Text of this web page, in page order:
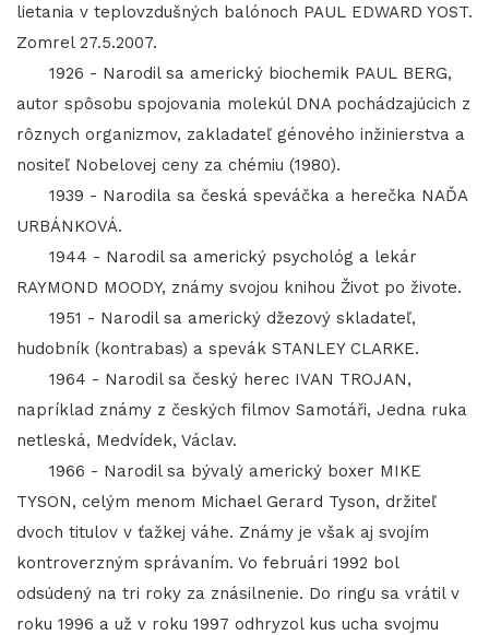
lietania v teplovzdušných balónoch PAUL EDWARD YOST.
Zomrel 27.5.2007.
1926 - Narodil sa americký biochemik PAUL BERG,
autor spôsobu spojovania molekúl DNA pochádzajúcich z
rôznych organizmov, zakladateľ génového inžinierstva a
nositeľ Nobelovej ceny za chémiu (1980).
1939 - Narodila sa česká speváčka a herečka NAĎA
URBÁNKOVÁ.
1944 - Narodil sa americký psychológ a lekár
RAYMOND MOODY, známy svojou knihou Život po živote.
1951 - Narodil sa americký džezový skladateľ,
hudobník (kontrabas) a spevák STANLEY CLARKE.
1964 - Narodil sa český herec IVAN TROJAN,
napríklad známy z českých filmov Samotáři, Jedna ruka
netleská, Medvídek, Václav.
1966 - Narodil sa bývalý americký boxer MIKE
TYSON, celým menom Michael Gerard Tyson, držiteľ
dvoch titulov v ťažkej váhe. Známy je však aj svojím
kontroverzným správaním. Vo februári 1992 bol
odsúdený na tri roky za znásilnenie. Do ringu sa vrátil v
roku 1996 a už v roku 1997 odhryzol kus ucha svojmu